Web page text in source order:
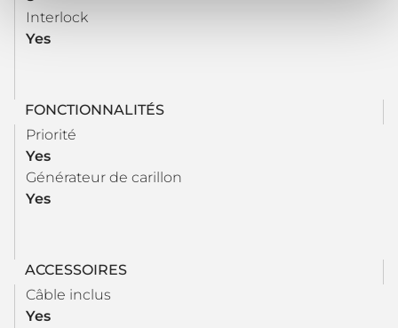
Interlock
Yes
FONCTIONNALITÉS
Priorité
Yes
Générateur de carillon
Yes
ACCESSOIRES
Câble inclus
Yes